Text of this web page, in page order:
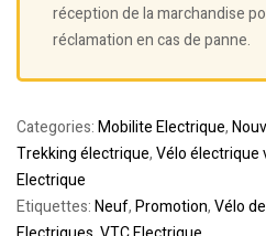
réception de la marchandise
réclamation en cas de panne.
Categories:Mobilite Electrique,
Trekking électrique,Vélo électrique
Electrique
Etiquettes:Neuf,Promotion,Vélo